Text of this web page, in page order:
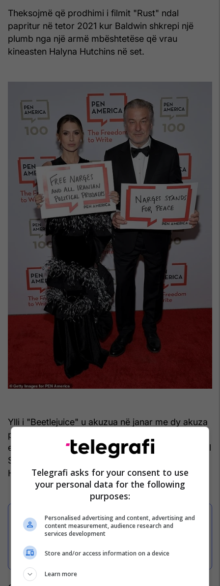
Theksojmë që prodhimi i filmit "Rust" ndal
papritur në tetor 2021 kur Baldwin shkrepi një
plumb nga një armë mbështetëse që vrau
kineasten Halyna Hutchins në set.
Ylli i "Beetlejuice" u akuzua në janar me dy akuza
për vrasje të pavullnetshme në lidhje me vdekjen
e Hutchins dhe plagosjen e regjisorit të 'Rust' Joel
Souza, i cili u godit nga i njëjti plumb që u vra
Hutchins.
Pritet të hidhen poshtë akuzat
në filmin "Rust"
Telegrafi asks for your consent to use
your personal data for the following
purposes:
Personalised advertising and content, advertising and
content measurement, audience research and
services development
Store and/or access information on a device
Learn more